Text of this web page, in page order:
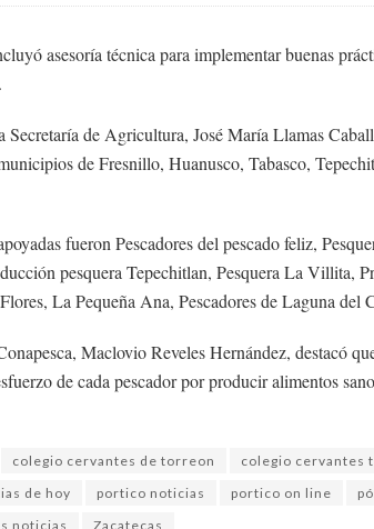
asesoría técnica para implementar buenas
Secretaría de Agricultura, José María Llamas
de Fresnillo, Huanusco, Tabasco,
fueron Pescadores del pescado feliz,
pesquera Tepechitlan, Pesquera La Villita,
La Pequeña Ana, Pescadores de Laguna del
Maclovio Reveles Hernández, destacó
de cada pescador por producir alimentos
colegio cervantes de torreon colegio cervantes
de hoy portico noticias portico on line
noticias Zacatecas